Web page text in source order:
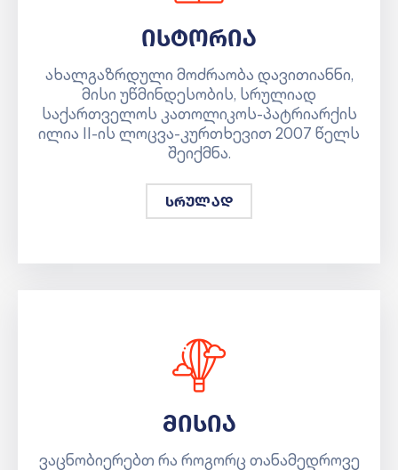
ისტორია
ახალგაზრდული მოძრაობა დავითიანნი,
მისი უწმინდესობის, სრულიად
საქართველოს კათოლიკოს-პატრიარქის
ილია II-ის ლოცვა-კურთხევით 2007 წელს
შეიქმნა.
სრულად
მისია
ვაცნობიერებთ რა როგორც თანამედროვე